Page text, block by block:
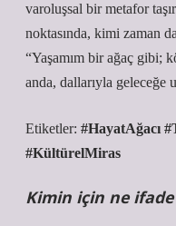
varoluşsal bir metafor
noktasında, kimi zaman
“Yaşamım bir ağaç gibi;
anda, dallarıyla geleceğe
Etiketler: #HayatAğacı
#KültürelMiras
Kimin için ne